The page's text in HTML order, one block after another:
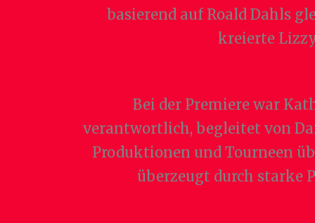
basierend auf Roald Dahls
kreierte
Bei der Premiere war
verantwortlich, begleitet von
Produktionen und Tourneen
überzeugt durch starke